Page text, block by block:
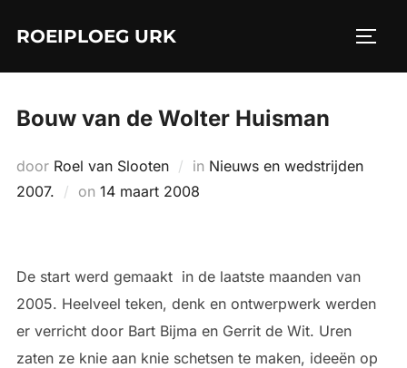
naarROEIPLOEG URK
Bouw van de Wolter Huisman
door Roel van Slooten in Nieuws en wedstrijden
2007.
on Geplaatst
14 maart 2008
De start werd gemaakt in de laatste maanden van
2005. Heelveel teken, denk en ontwerpwerk werden
er verricht door Bart Bijma en Gerrit de Wit. Uren
zaten ze knie aan knie schetsen te maken, ideeën op